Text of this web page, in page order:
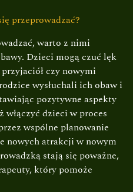
przeprowadzać?
warto z nimi
Dzieci mogą czuć lęk
czy nowymi
wysłuchali ich obaw i
pozytywne aspekty
dzieci w proces
wspólne planowanie
nowych atrakcji w nowym
stają się poważne,
który pomoże